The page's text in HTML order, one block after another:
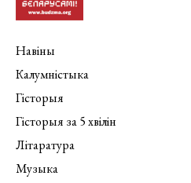
Навіны
Калумністыка
Гісторыя
Гісторыя за 5 хвілін
Літаратура
Музыка